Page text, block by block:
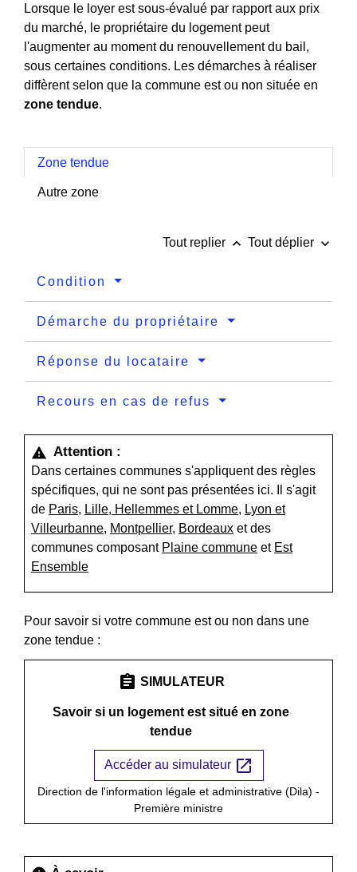
Lorsque le loyer est sous-évalué par rapport aux prix
du marché, le propriétaire du logement peut
l'augmenter au moment du renouvellement du bail,
sous certaines conditions. Les démarches à réaliser
diffèrent selon que la commune est ou non située en
zone tendue.
Zone tendue
Autre zone
Tout replier keyboard_arrow_up Tout déplier keyboard_arrow_down
Condition
Démarche du propriétaire
Réponse du locataire
Recours en cas de refus
warning Attention :
Dans certaines communes s'appliquent des règles
spécifiques, qui ne sont pas présentées ici. Il s'agit
de Paris, Lille, Hellemmes et Lomme, Lyon et
Villeurbanne, Montpellier, Bordeaux et des
communes composant Plaine commune et Est
Ensemble
Pour savoir si votre commune est ou non dans une
zone tendue :
assignment SIMULATEUR
Savoir si un logement est situé en zone
tendue
Accéder au simulateur open_in_new
Direction de l'information légale et administrative (Dila) -
Première ministre